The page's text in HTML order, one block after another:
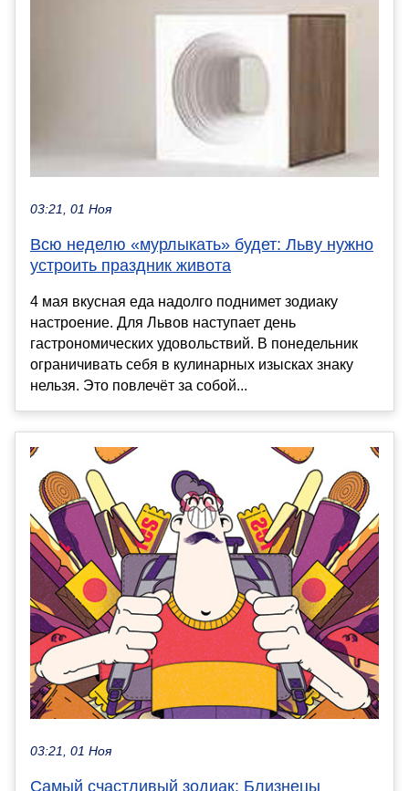
03:21, 01 Ноя
Всю неделю «мурлыкать» будет: Льву нужно
устроить праздник живота
4 мая вкусная еда надолго поднимет зодиаку
настроение. Для Львов наступает день
гастрономических удовольствий. В понедельник
ограничивать себя в кулинарных изысках знаку
нельзя. Это повлечёт за собой...
03:21, 01 Ноя
Самый счастливый зодиак: Близнецы